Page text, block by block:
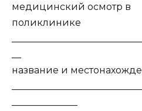
медицинский осмотр в
поликлинике
название и